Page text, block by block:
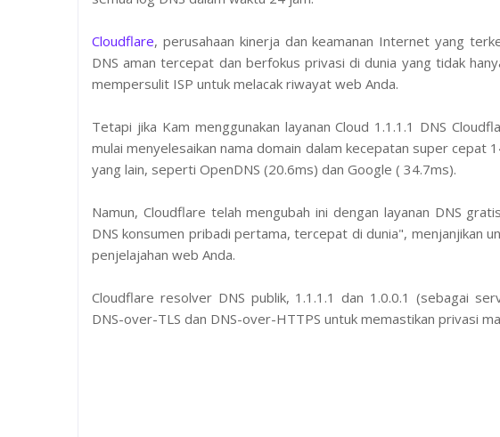
Cloudflare, perusahaan kinerja dan keamanan Internet yang
DNS aman tercepat dan berfokus privasi di dunia yang tidak
mempersulit ISP untuk melacak riwayat web Anda.
Tetapi jika Kam menggunakan layanan Cloud 1.1.1.1 DNS
mulai menyelesaikan nama domain dalam kecepatan super
yang lain, seperti OpenDNS (20.6ms) dan Google ( 34.7ms).
Namun, Cloudflare telah mengubah ini dengan layanan DNS
DNS konsumen pribadi pertama, tercepat di dunia", menjanjikan
penjelajahan web Anda.
Cloudflare resolver DNS publik, 1.1.1.1 dan 1.0.0.1 (sebagai
DNS-over-TLS dan DNS-over-HTTPS untuk memastikan privasi